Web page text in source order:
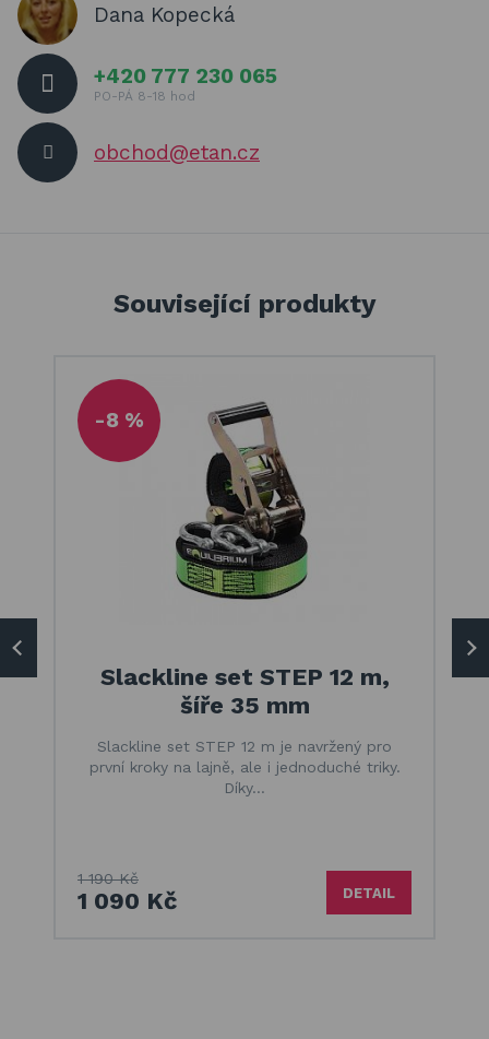
Dana Kopecká
+420 777 230 065
PO-PÁ 8-18 hod
obchod@etan.cz
Související produkty
-8 %
Slackline set STEP 12 m,
šíře 35 mm
Slackline set STEP 12 m je navržený pro
první kroky na lajně, ale i jednoduché triky.
Díky…
1 190 Kč
1 090 Kč DETAIL